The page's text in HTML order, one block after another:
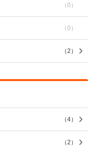
（0 ）
（0 ）
（2 ）
（4）
（2 ）